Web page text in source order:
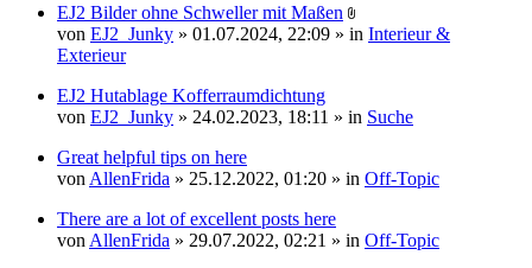
EJ2 Bilder ohne Schweller mit Maßen
Dateianhang
von EJ2_Junky » 01.07.2024, 22:09 » in Interieur &
Exterieur
EJ2 Hutablage Kofferraumdichtung
von EJ2_Junky » 24.02.2023, 18:11 » in Suche
Great helpful tips on here
von AllenFrida » 25.12.2022, 01:20 » in Off-Topic
There are a lot of excellent posts here
von AllenFrida » 29.07.2022, 02:21 » in Off-Topic